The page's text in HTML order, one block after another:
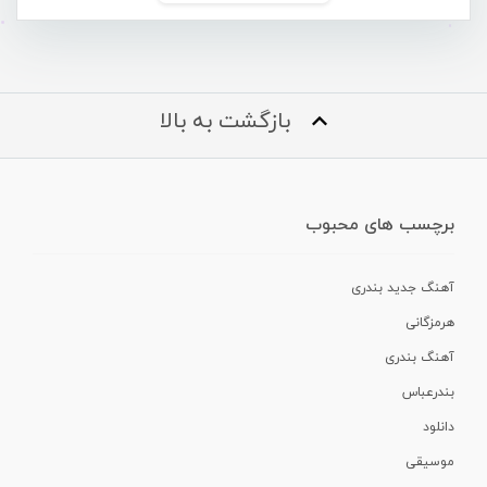
بازگشت به بالا
برچسب های محبوب
آهنگ جدید بندری
هرمزگانی
آهنگ بندری
بندرعباس
دانلود
موسیقی